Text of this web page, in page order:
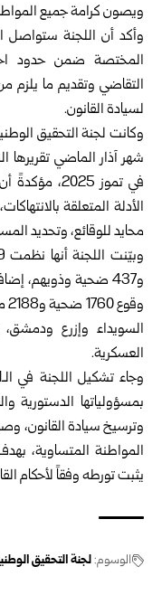
ويصون كرامة جميع
وأكد أن اللجنة ستواصل
المختصة ضمن ‌‏حدود
التقاضي وتقديم ما يلزم
لسيادة القانون.‏
شهر آذار ‌‏الماضي تقريرها
في تموز
الأدلة المتعلقة
محايد للوقائع، وتحديد
و437 ضحية ‌‏وذويهم،
السويداء وإزرع
العسكرية.‏
بمسؤولياتها ‌‏الدستورية
وترسيخ سيادة القانون،
المواطنة المتساوية،
يثبت تورطه وفقاً لأحكام
الوسوم:لجنة التحقيق